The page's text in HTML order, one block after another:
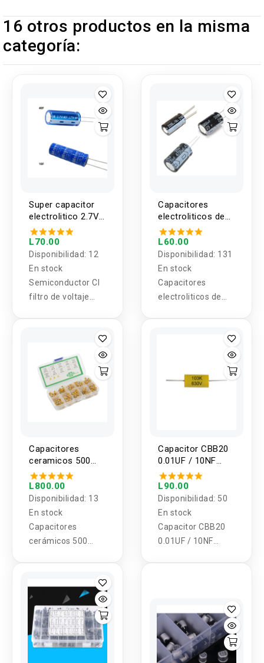
16 otros productos en la misma
categoría:
Super capacitor
electrolitico 2.7V
10F y 40F
L70.00
Disponibilidad: 12
En stock
Semiconductor CI
filtro de voltaje
Capacitores
electroliticos de
2200uf, 3300uf,
4700uf o 10000uf
1 valor (1 unidad)
L60.00
Disponibilidad: 131
En stock
Capacitores
electroliticos de
Capacitores
ceramicos 500
piezas 10 Valores
0.1-10UF 50V
L800.00
Disponibilidad: 13
En stock
Capacitores
cerámicos 500
Capacitor CBB20
0.01UF / 10NF
CODIGO 103k /
630V, 1000V
L90.00
Disponibilidad: 50
En stock
Capacitor CBB20
0.01UF / 10NF